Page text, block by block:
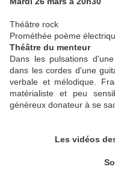
Théâtre rock
Prométhée poème
Théâtre du menteur
Dans les pulsations
dans les cordes d'une
verbale et mélodique.
matérialiste et peu
généreux donateur à se
Les vidéos